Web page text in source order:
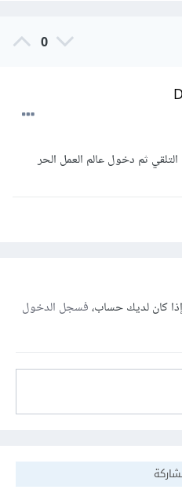
0
ثم دخول عالم العمل الحر
كان لديك حساب،فسجل الدخول